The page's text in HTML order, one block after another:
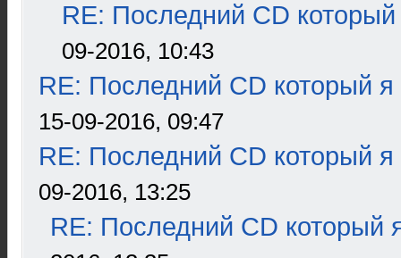
RE: Последний CD который
09-2016, 10:43
RE: Последний CD который я
15-09-2016, 09:47
RE: Последний CD который я
09-2016, 13:25
RE: Последний CD который